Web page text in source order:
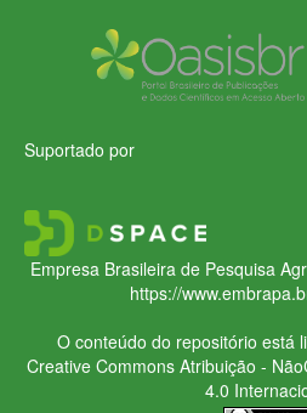
Suportado por
Empresa Brasileira de Pesquisa
https://
O conteúdo do repositório está
Creative CommonsAtribuição -
4.0